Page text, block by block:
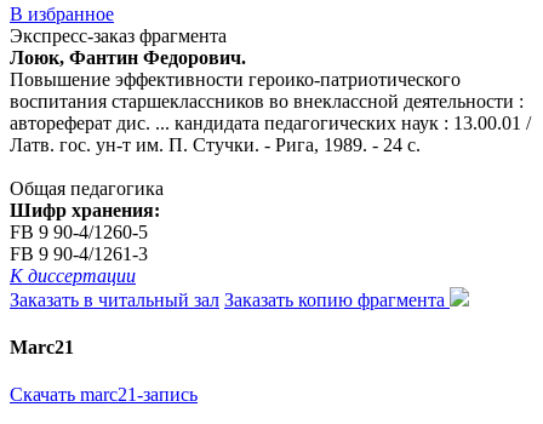
В избранное
Экспресс-заказ фрагмента
Лоюк, Фантин Федорович.
Повышение эффективности героико-патриотического
воспитания старшеклассников во внеклассной деятельности :
автореферат дис. ... кандидата педагогических наук : 13.00.01 /
Латв. гос. ун-т им. П. Стучки. - Рига, 1989. - 24 с.
Общая педагогика
Шифр хранения:
FB 9 90-4/1260-5
FB 9 90-4/1261-3
К диссертации
Заказать в читальный зал Заказать копию фрагмента
Marc21
Скачать marc21-запись